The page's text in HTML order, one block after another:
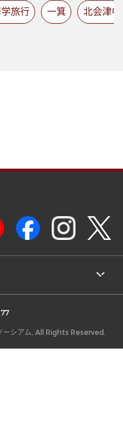
旅行 一箕 北会津中
シアム, All Rights Reserved.